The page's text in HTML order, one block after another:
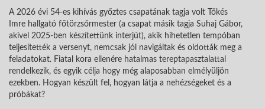
A 2026 évi 54-es kihívás győztes csapatának tagja volt Tőkés
Imre hallgató főtörzsőrmester (a csapat másik tagja Suhaj Gábor,
akivel 2025-ben készítettünk interjút), akik hihetetlen tempóban
teljesítették a versenyt, nemcsak jól navigáltak és oldották meg a
feladatokat. Fiatal kora ellenére hatalmas tereptapasztalattal
rendelkezik, és egyik célja hogy még alaposabban elmélyüljön
ezekben. Hogyan készült fel, hogyan látja a nehézségeket és a
próbákat?